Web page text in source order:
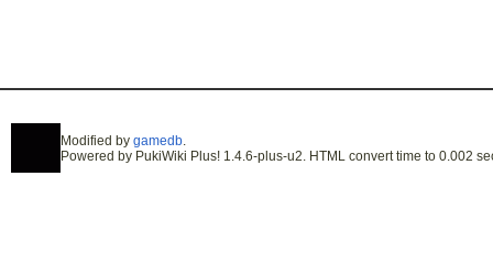
Modified by gamedb.
Powered by PukiWiki Plus! 1.4.6-plus-u2. HTML convert time to 0.002